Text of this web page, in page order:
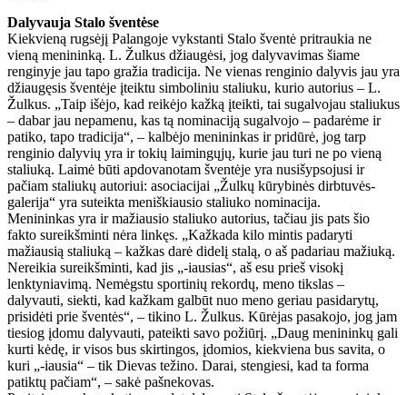
Dalyvauja Stalo šventėse
Kiekvieną rugsėjį Palangoje vykstanti Stalo šventė pritraukia ne
vieną menininką. L. Žulkus džiaugėsi, jog dalyvavimas šiame
renginyje jau tapo gražia tradicija. Ne vienas renginio dalyvis jau yra
džiaugęsis šventėje įteiktu simboliniu staliuku, kurio autorius – L.
Žulkus. „Taip išėjo, kad reikėjo kažką įteikti, tai sugalvojau staliukus
– dabar jau nepamenu, kas tą nominaciją sugalvojo – padarėme ir
patiko, tapo tradicija“, – kalbėjo menininkas ir pridūrė, jog tarp
renginio dalyvių yra ir tokių laimingųjų, kurie jau turi ne po vieną
staliuką. Laimė būti apdovanotam šventėje yra nusišypsojusi ir
pačiam staliukų autoriui: asociacijai „Žulkų kūrybinės dirbtuvės-
galerija“ yra suteikta meniškiausio staliuko nominacija.
Menininkas yra ir mažiausio staliuko autorius, tačiau jis pats šio
fakto sureikšminti nėra linkęs. „Kažkada kilo mintis padaryti
mažiausią staliuką – kažkas darė didelį stalą, o aš padariau mažiuką.
Nereikia sureikšminti, kad jis „-iausias“, aš esu prieš visokį
lenktyniavimą. Nemėgstu sportinių rekordų, meno tikslas –
dalyvauti, siekti, kad kažkam galbūt nuo meno geriau pasidarytų,
prisidėti prie šventės“, – tikino L. Žulkus. Kūrėjas pasakojo, jog jam
tiesiog įdomu dalyvauti, pateikti savo požiūrį. „Daug menininkų gali
kurti kėdę, ir visos bus skirtingos, įdomios, kiekviena bus savita, o
kuri „-iausia“ – tik Dievas težino. Darai, stengiesi, kad ta forma
patiktų pačiam“, – sakė pašnekovas.